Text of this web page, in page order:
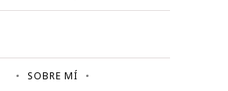
SOBRE MÍ